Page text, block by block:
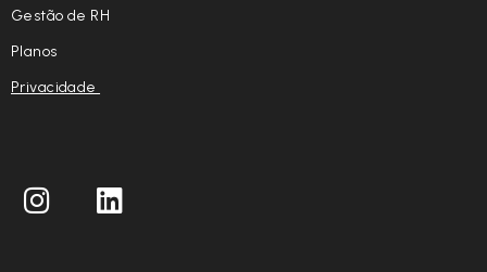
Gestão de RH
Planos
Privacidade